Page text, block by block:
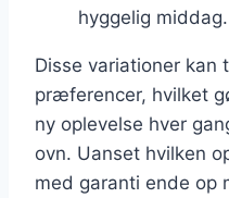
hyggelig middag.
Disse variationer kan
præferencer, hvilket
ny oplevelse hver
ovn. Uanset hvilken
med garanti ende op